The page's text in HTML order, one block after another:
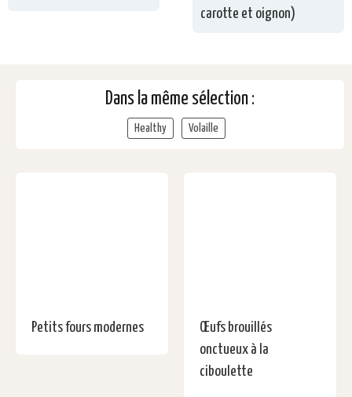
carotte et oignon)
Dans la même sélection :
Healthy Volaille
Petits fours modernes
Œufs brouillés
onctueux à la
ciboulette